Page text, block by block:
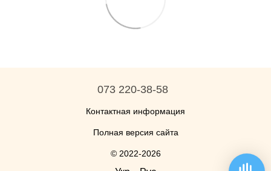
073 220-38-58
Контактная информация
Полная версия сайта
© 2022-2026